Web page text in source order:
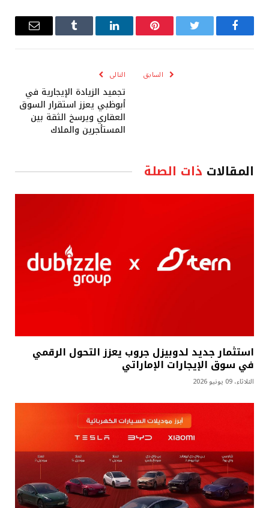
فيسبوك تويتر بينتيريستلينكدإن Tumblr
البريد
السابق التالى
تجميد الزيادة الإيجارية في
أبوظبي يعزز استقرار السوق
العقاري ويرسخ الثقة بين
المستأجرين والملاك
المقالات ذات الصلة
استثمار جديد لدوبيزل جروب يعزز التحول الرقمي
في سوق الإيجارات الإماراتي
الثلاثاء، 09 يونيو 2026